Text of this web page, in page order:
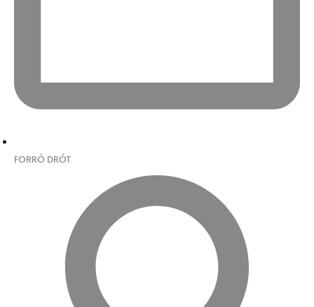
FORRÓ DRÓT